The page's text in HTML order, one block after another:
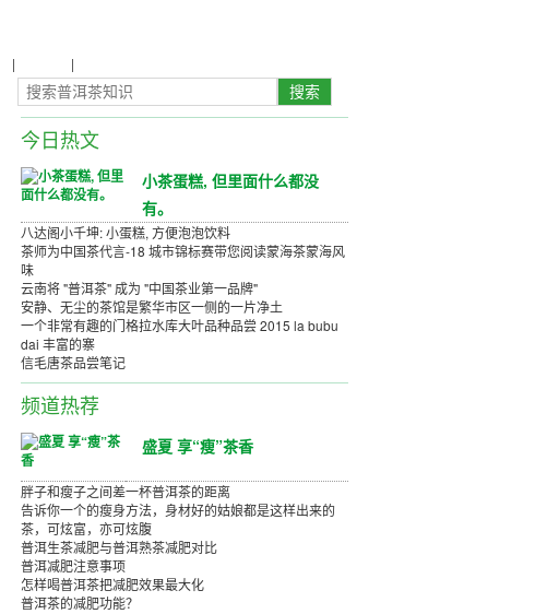
| |
今日热文
小茶蛋糕, 但里面什么都没
有。
八达阁小千坤: 小蛋糕, 方便泡泡饮料
茶师为中国茶代言-18 城市锦标赛带您阅读蒙海茶蒙海风
味
云南将 "普洱茶" 成为 "中国茶业第一品牌"
安静、无尘的茶馆是繁华市区一侧的一片净土
一个非常有趣的门格拉水库大叶品种品尝 2015 la bubu
dai 丰富的寨
信毛唐茶品尝笔记
频道热荐
盛夏 享“瘦”茶香
胖子和瘦子之间差一杯普洱茶的距离
告诉你一个的瘦身方法，身材好的姑娘都是这样出来的
茶，可炫富，亦可炫腹
普洱生茶减肥与普洱熟茶减肥对比
普洱减肥注意事项
怎样喝普洱茶把减肥效果最大化
普洱茶的减肥功能？